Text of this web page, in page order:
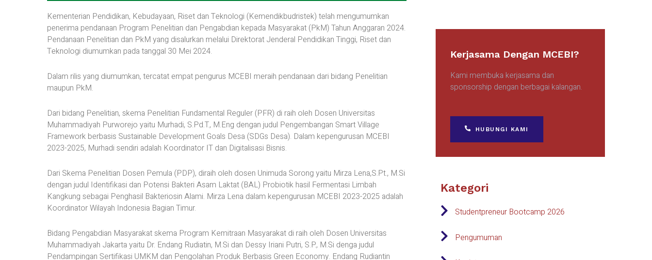
Kementerian Pendidikan, Kebudayaan, Riset dan Teknologi (Kemendikbudristek) telah mengumumkan
penerima pendanaan Program Penelitian dan Pengabdian kepada Masyarakat (PkM) Tahun Anggaran 2024.
Pendanaan Penelitian dan PkM yang disalurkan melalui Direktorat Jenderal Pendidikan Tinggi, Riset dan
Teknologi diumumkan pada tanggal 30 Mei 2024.
Dalam rilis yang diumumkan, tercatat empat pengurus MCEBI meraih pendanaan dari bidang Penelitian
maupun PkM.
Dari bidang Penelitian, skema Penelitian Fundamental Reguler (PFR) di raih oleh Dosen Universitas
Muhammadiyah Purworejo yaitu Murhadi, S.Pd.T., M.Eng dengan judul Pengembangan Smart Village
Framework berbasis Sustainable Development Goals Desa (SDGs Desa). Dalam kepengurusan MCEBI
2023-2025, Murhadi sendiri adalah Koordinator IT dan Digitalisasi Bisnis.
Dari Skema Penelitian Dosen Pemula (PDP), diraih oleh dosen Unimuda Sorong yaitu Mirza Lena,S.Pt., M.Si
dengan judul Identifikasi dan Potensi Bakteri Asam Laktat (BAL) Probiotik hasil Fermentasi Limbah
Kangkung sebagai Penghasil Bakteriosin Alami. Mirza Lena dalam kepengurusan MCEBI 2023-2025 adalah
Koordinator Wilayah Indonesia Bagian Timur.
Bidang Pengabdian Masyarakat skema Program Kemitraan Masyarakat di raih oleh Dosen Universitas
Muhammadiyah Jakarta yaitu Dr. Endang Rudiatin, M.Si dan Dessy Iriani Putri, S.P., M.Si denga judul
Pendampingan Sertifikasi UMKM dan Pengolahan Produk Berbasis Green Economy. Endang Rudiantin
Kerjasama Dengan MCEBI?
Kami membuka kerjasama dan
sponsorship dengan berbagai kalangan.
HUBUNGI KAMI
Kategori
Studentpreneur Bootcamp 2026
Pengumuman